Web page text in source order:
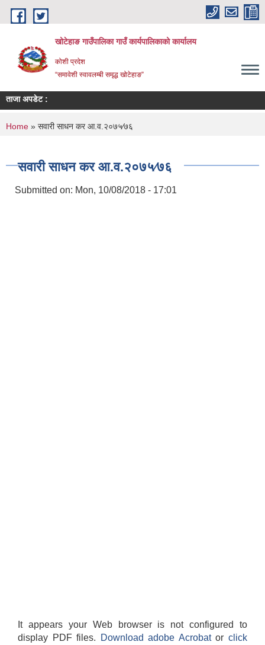
Skip to main content
खोटेहाङ गाउँपालिका गाउँ कार्यपालिकाको कार्यालय
कोशी प्रदेश
“समावेशी स्वावलम्बी समृद्ध खोटेहाङ”
ताजा अपडेट :
You are here
Home » सवारी साधन कर आ.व.२०७५∕७६
सवारी साधन कर आ.व.२०७५∕७६
Submitted on: Mon, 10/08/2018 - 17:01
It appears your Web browser is not configured to
display PDF files.
Download adobe Acrobatorclick